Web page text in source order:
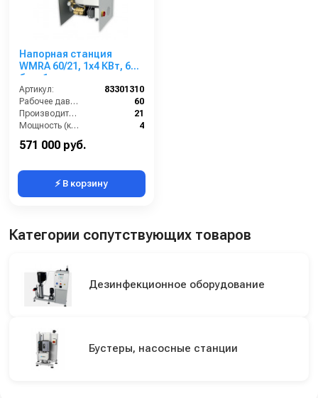
Напорная станция
WMRA 60/21, 1x4 КВт, 60
бар, 1 пользователь
Артикул:
83301310
Рабочее давление (бар):
60
Производительность (л/мин):
21
Мощность (кВт):
4
571 000 руб.
⚡ В корзину
Категории сопутствующих товаров
Дезинфекционное оборудование
Бустеры, насосные станции